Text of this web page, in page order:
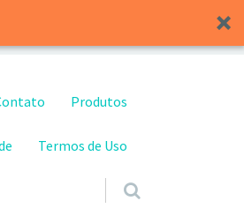
Produtos
Termos de Uso